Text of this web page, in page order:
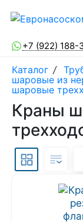
+7 (922) 188-
Каталог /
шаровые из
шаровые
Краны